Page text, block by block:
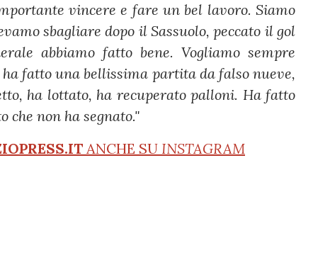
vincere e fare un bel lavoro. Siamo
sbagliare dopo il Sassuolo, peccato il gol
abbiamo fatto bene. Vogliamo sempre
fatto una bellissima partita da falso nueve,
ha lottato, ha recuperato palloni. Ha fatto
che non ha segnato."
ANCHE SU INSTAGRAM